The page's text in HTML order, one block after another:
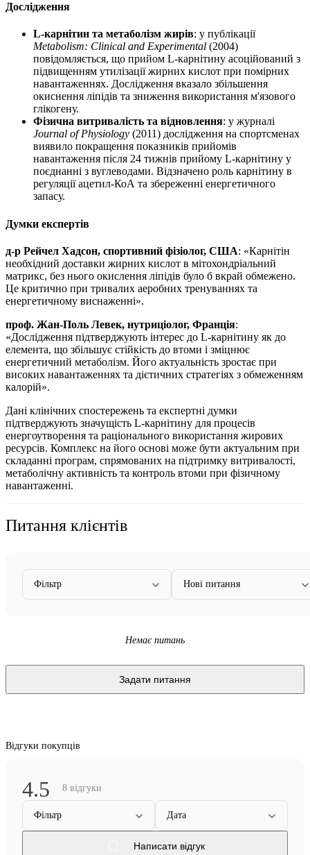
Дослідження
L-карнітин та метаболізм жирів: у публікації
Metabolism: Clinical and Experimental (2004)
повідомляється, що прийом L-карнітину асоційований з
підвищенням утилізації жирних кислот при помірних
навантаженнях. Дослідження вказало збільшення
окиснення ліпідів та зниження використання м'язового
глікогену.
Фізична витривалість та відновлення: у журналі
Journal of Physiology (2011) дослідження на спортсменах
виявило покращення показників прийомів
навантаження після 24 тижнів прийому L-карнітину у
поєднанні з вуглеводами. Відзначено роль карнітину в
регуляції ацетил-КоА та збереженні енергетичного
запасу.
Думки експертів
д-р Рейчел Хадсон, спортивний фізіолог, США: «Карнітін
необхідний доставки жирних кислот в мітохондріальний
матрикс, без нього окислення ліпідів було б вкрай обмежено.
Це критично при тривалих аеробних тренуваннях та
енергетичному виснаженні».
проф. Жан-Поль Левек, нутриціолог, Франція:
«Дослідження підтверджують інтерес до L-карнітину як до
елемента, що збільшує стійкість до втоми і зміцнює
енергетичний метаболізм. Його актуальність зростає при
високих навантаженнях та дієтичних стратегіях з обмеженням
калорій».
Дані клінічних спостережень та експертні думки
підтверджують значущість L-карнітину для процесів
енергоутворення та раціонального використання жирових
ресурсів. Комплекс на його основі може бути актуальним при
складанні програм, спрямованих на підтримку витривалості,
метаболічну активність та контроль втоми при фізичному
навантаженні.
Питання клієнтів
Фільтр Нові питання
Немає питань
Задати питання
Відгуки покупців
4.5 8 відгуки
Фільтр Дата
Написати відгук